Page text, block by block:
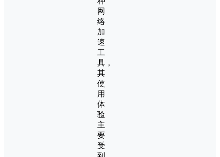
网
络
加
速
工
具，
其
使
用
体
验
主
要
受